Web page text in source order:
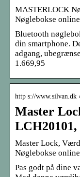
MASTERLOCK
Nøglebokse
Bluetooth
din smartphone.
adgang,
1.669,95
http s://www.silvan.dk
Master
Master Lock,
Nøglebokse
Pas godt på dine